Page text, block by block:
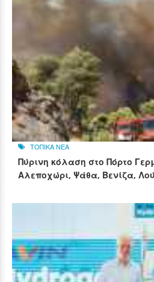
ΤΟΠΙΚΑ ΝΕΑ
Πύρινη κόλαση στο Πόρτο
Αλεποχώρι, Ψάθα, Βενίζα,